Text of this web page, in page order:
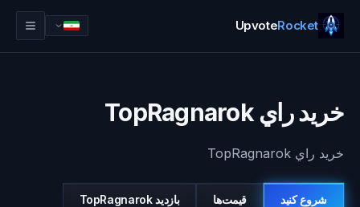
UpvoteRocket
خريد راي TopRagnarok
خريد راي TopRagnarok
شروع کنید قیمت‌ها بازديد TopRagnarok